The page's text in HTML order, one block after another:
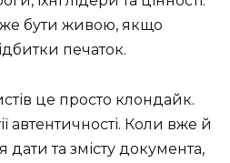
бути живою, якщо
печаток.
це просто клондайк.
автентичності. Коли вже й
та змісту документа,